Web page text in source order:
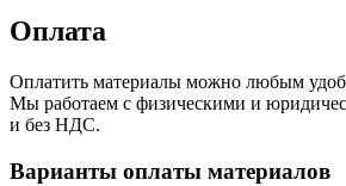
Оплата
Оплатить материалы можно любым
Мы работаем с физическими и
и без НДС.
Варианты оплаты материалов